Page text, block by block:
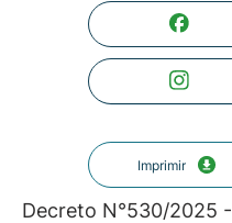
Imprimir
Decreto N°530/2025 -